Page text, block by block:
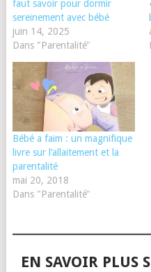
faut savoir pour dormir
sereinement avec bébé
juin 14, 2025
Dans "Parentalité"
Bébé a faim : un magnifique
livre sur l’allaitement et la
parentalité
mai 20, 2018
Dans "Parentalité"
EN SAVOIR PLUS